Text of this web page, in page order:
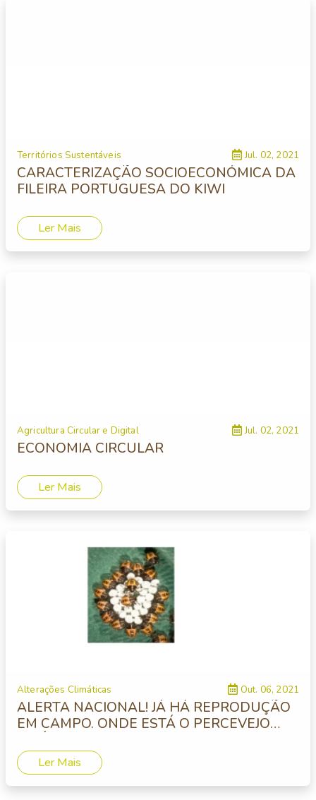
Territórios Sustentáveis Jul. 02, 2021
CARACTERIZAÇÃO SOCIOECONÓMICA DA
FILEIRA PORTUGUESA DO KIWI
Ler Mais
Agricultura Circular e Digital Jul. 02, 2021
ECONOMIA CIRCULAR
Ler Mais
Alterações Climáticas Out. 06, 2021
ALERTA NACIONAL! JÁ HÁ REPRODUÇÃO
EM CAMPO. ONDE ESTÁ O PERCEVEJO
Ler Mais